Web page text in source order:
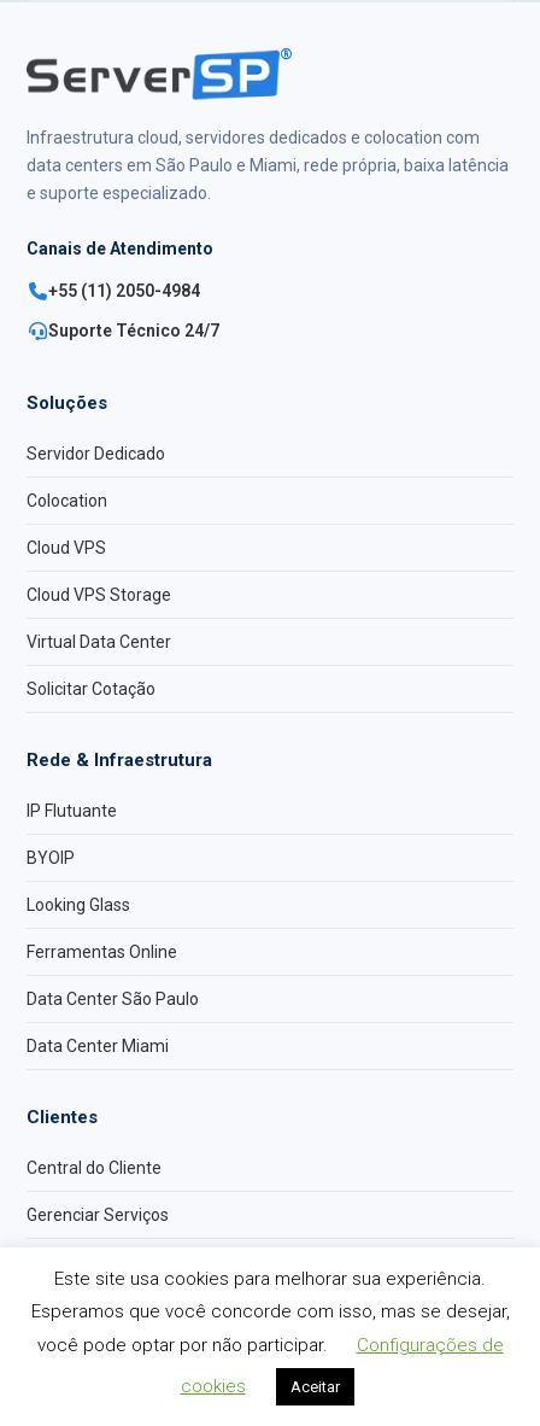
®
Infraestrutura cloud, servidores dedicados e colocation com
data centers em São Paulo e Miami, rede própria, baixa latência
e suporte especializado.
Canais de Atendimento
+55 (11) 2050-4984
Suporte Técnico 24/7
Soluções
Servidor Dedicado
Colocation
Cloud VPS
Cloud VPS Storage
Virtual Data Center
Solicitar Cotação
Rede & Infraestrutura
IP Flutuante
BYOIP
Looking Glass
Ferramentas Online
Data Center São Paulo
Data Center Miami
Clientes
Central do Cliente
Gerenciar Serviços
Base de Conhecimento
Abrir um Chamado
Este site usa cookies para melhorar sua experiência.
Esperamos que você concorde com isso, mas se desejar,
você pode optar por não participar.
Configurações de
cookies
Aceitar